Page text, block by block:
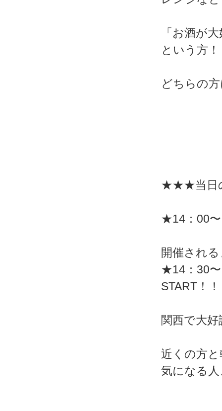
「お酒が
という方！
どちらの
★★★当日
★14：00
開催され
★14：30
START！！
関西で大
近くの方
気になる